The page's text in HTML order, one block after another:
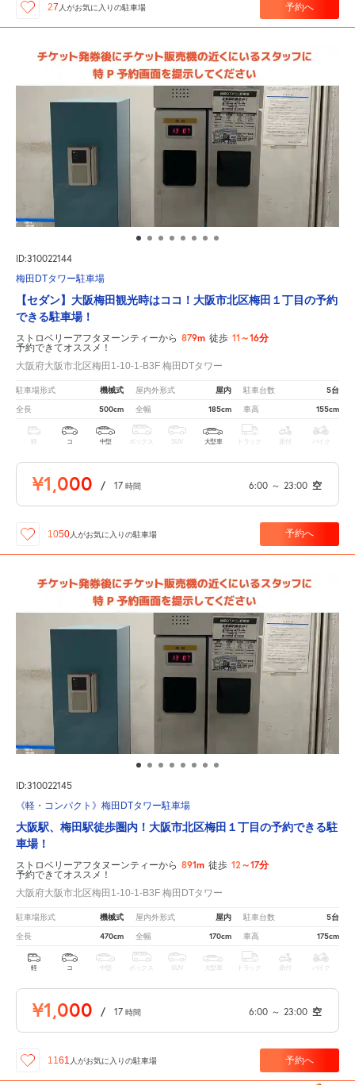
27 人がお気に入りの駐車場 予約へ
ID:310022144
梅田DTタワー駐車場
【セダン】大阪梅田観光時はココ！大阪市北区梅田１丁目の予約
できる駐車場！
ストロベリーアフタヌーンティーから 879m 徒歩 11～16分
予約できてオススメ！
大阪府大阪市北区梅田1-10-1-B3F 梅田DTタワー
駐車場形式 機械式 屋内外形式 屋内 駐車台数 5台
全長 500cm 全幅 185cm 車高 155cm
軽 コ 中型 ボックス SUV 大型車 トラック 原付 バイク
¥1,000 / 17 時間 6:00 ～ 23:00 空
1050 人がお気に入りの駐車場 予約へ
ID:310022145
《軽・コンパクト》梅田DTタワー駐車場
大阪駅、梅田駅徒歩圏内！大阪市北区梅田１丁目の予約できる駐
車場！
ストロベリーアフタヌーンティーから 891m 徒歩 12～17分
予約できてオススメ！
大阪府大阪市北区梅田1-10-1-B3F 梅田DTタワー
駐車場形式 機械式 屋内外形式 屋内 駐車台数 5台
全長 470cm 全幅 170cm 車高 175cm
軽 コ 中型 ボックス SUV 大型車 トラック 原付 バイク
¥1,000 / 17 時間 6:00 ～ 23:00 空
1161 人がお気に入りの駐車場 予約へ